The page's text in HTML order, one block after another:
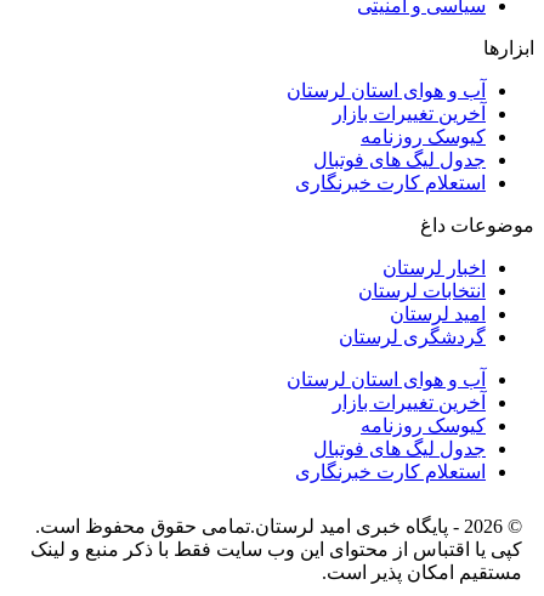
سیاسی و امنیتی
ابزارها
آب و هوای استان لرستان
آخرین تغییرات بازار
کیوسک روزنامه
جدول لیگ های فوتبال
استعلام کارت خبرنگاری
موضوعات داغ
اخبار لرستان
انتخابات لرستان
امید لرستان
گردشگری لرستان
آب و هوای استان لرستان
آخرین تغییرات بازار
کیوسک روزنامه
جدول لیگ های فوتبال
استعلام کارت خبرنگاری
© 2026 - پایگاه خبری اميد لرستان.تمامی حقوق محفوظ است.
کپی یا اقتباس از محتوای این وب سایت فقط با ذکر منبع و لینک
مستقیم امکان پذیر است.